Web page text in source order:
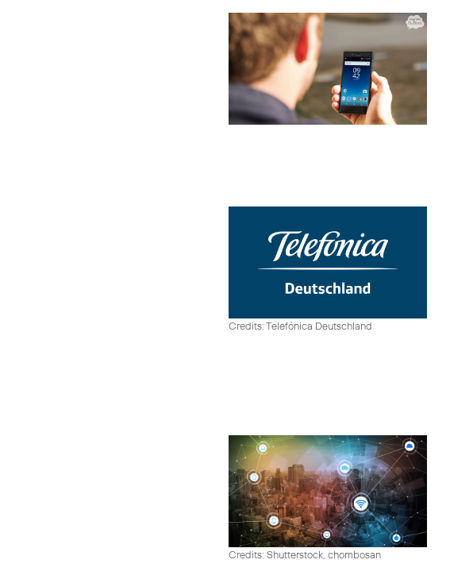
Credits: Telefónica Deutschland
Credits: Shutterstock, chombosan